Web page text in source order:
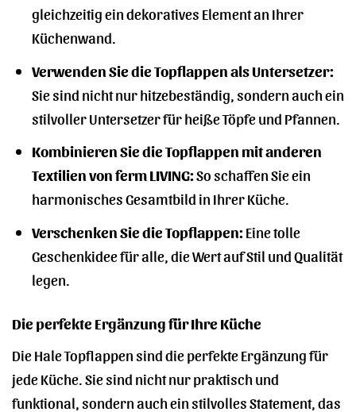
gleichzeitig ein dekoratives Element an Ihrer
Küchenwand.
Verwenden Sie die Topflappen als Untersetzer:
Sie sind nicht nur hitzebeständig, sondern auch ein
stilvoller Untersetzer für heiße Töpfe und Pfannen.
Kombinieren Sie die Topflappen mit anderen
Textilien von ferm LIVING:So schaffen Sie ein
harmonisches Gesamtbild in Ihrer Küche.
Verschenken Sie die Topflappen:Eine tolle
Geschenkidee für alle, die Wert auf Stil und Qualität
legen.
Die perfekte Ergänzung für Ihre Küche
Die Hale Topflappen sind die perfekte Ergänzung für
jede Küche. Sie sind nicht nur praktisch und
funktional, sondern auch ein stilvolles Statement, das